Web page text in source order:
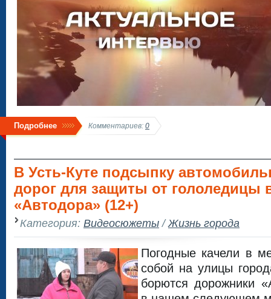
Подробнее Комментариев: 0
В Усть-Куте подсыпку
дорог для защиты от гололедицы
«Автодора» (12+)
Категория: Видеосюжеты/Жизнь города
Погодные качели в
собой на улицы
борются дорожники